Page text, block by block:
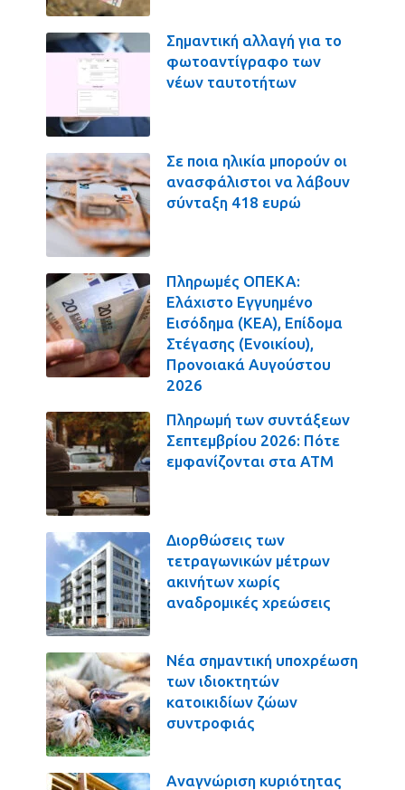
Σημαντική αλλαγή για το
φωτοαντίγραφο των
νέων ταυτοτήτων
Σε ποια ηλικία μπορούν οι
ανασφάλιστοι να λάβουν
σύνταξη 418 ευρώ
Πληρωμές ΟΠΕΚΑ:
Ελάχιστο Εγγυημένο
Εισόδημα (ΚΕΑ), Επίδομα
Στέγασης (Ενοικίου),
Προνοιακά Αυγούστου
2026
Πληρωμή των συντάξεων
Σεπτεμβρίου 2026: Πότε
εμφανίζονται στα ΑΤΜ
Διορθώσεις των
τετραγωνικών μέτρων
ακινήτων χωρίς
αναδρομικές χρεώσεις
Νέα σημαντική υποχρέωση
των ιδιοκτητών
κατοικιδίων ζώων
συντροφιάς
Αναγνώριση κυριότητας